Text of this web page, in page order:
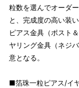
粒数を選んでオーダ
と、完成度の高い装い
ピアス金具（ポスト
ヤリング金具（ネジ
意となる。
■箔珠一粒ピアス/イ